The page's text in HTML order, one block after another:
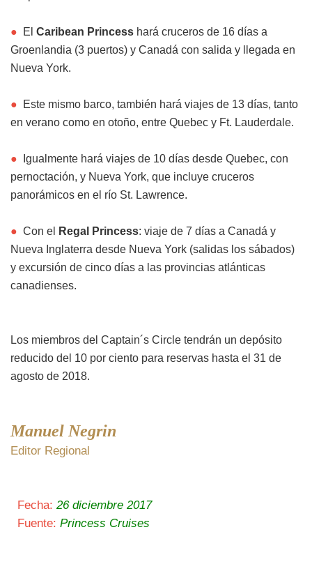
● El Caribean Princess hará cruceros de 16 días a
Groenlandia (3 puertos) y Canadá con salida y llegada en
Nueva York.
●
Este mismo barco, también hará viajes de 13 días, tanto
en verano como en otoño, entre Quebec y Ft. Lauderdale.
●
Igualmente hará viajes de 10 días desde Quebec, con
pernoctación, y Nueva York, que incluye cruceros
panorámicos en el río St. Lawrence.
● Con el Regal Princess: viaje de 7 días a Canadá y
Nueva Inglaterra desde Nueva York (salidas los sábados)
y excursión de cinco días a las provincias atlánticas
canadienses.
Los miembros del Captain´s Circle tendrán un depósito
reducido del 10 por ciento para reservas hasta el 31 de
agosto de 2018.
Manuel Negrin
Editor Regional
Fecha: 26 diciembre 2017
Fuente: Princess Cruises